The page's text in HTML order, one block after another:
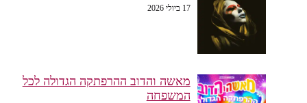
17 ביולי 2026
מאשה והדוב ההרפתקה הגדולה לכל
המשפחה